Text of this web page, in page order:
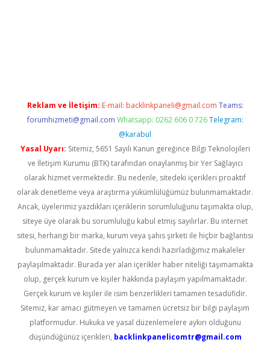
Reklam ve İletişim: E-mail: backlinkpaneli@gmail.com Teams:
forumhizmeti@gmail.com Whatsapp: 0262 606 0 726 Telegram:
@karabul
Yasal Uyarı: Sitemiz, 5651 Sayılı Kanun gereğince Bilgi Teknolojileri
ve İletişim Kurumu (BTK) tarafından onaylanmış bir Yer Sağlayıcı
olarak hizmet vermektedir. Bu nedenle, sitedeki içerikleri proaktif
olarak denetleme veya araştırma yükümlülüğümüz bulunmamaktadır.
Ancak, üyelerimiz yazdıkları içeriklerin sorumluluğunu taşımakta olup,
siteye üye olarak bu sorumluluğu kabul etmiş sayılırlar. Bu internet
sitesi, herhangi bir marka, kurum veya şahıs şirketi ile hiçbir bağlantısı
bulunmamaktadır. Sitede yalnızca kendi hazırladığımız makaleler
paylaşılmaktadır. Burada yer alan içerikler haber niteliği taşımamakta
olup, gerçek kurum ve kişiler hakkında paylaşım yapılmamaktadır.
Gerçek kurum ve kişiler ile isim benzerlikleri tamamen tesadüfidir.
Sitemiz, kar amacı gütmeyen ve tamamen ücretsiz bir bilgi paylaşım
platformudur. Hukuka ve yasal düzenlemelere aykırı olduğunu
düşündüğünüz içerikleri, backlinkpanelicomtr@gmail.com